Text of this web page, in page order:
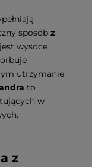
sposób z
wysoce
utrzymanie
to
w
z